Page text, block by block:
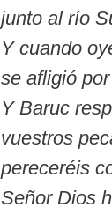
junto al río
Y cuando
se afligió
Y Baruc
vuestros
pereceréis
Señor Dios